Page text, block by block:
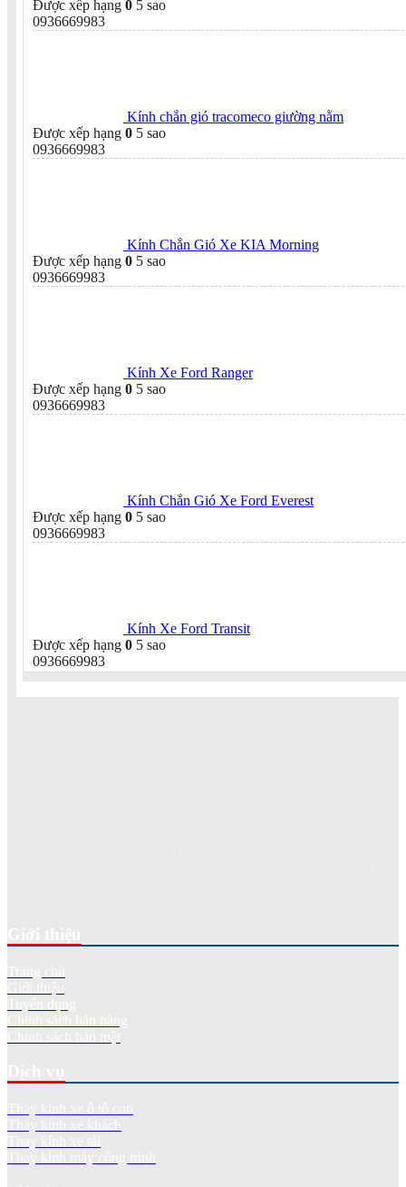
Được xếp hạng 0 5 sao
0936669983
Kính chắn gió tracomeco giường nằm
Được xếp hạng 0 5 sao
0936669983
Kính Chắn Gió Xe KIA Morning
Được xếp hạng 0 5 sao
0936669983
Kính Xe Ford Ranger
Được xếp hạng 0 5 sao
0936669983
Kính Chắn Gió Xe Ford Everest
Được xếp hạng 0 5 sao
0936669983
Kính Xe Ford Transit
Được xếp hạng 0 5 sao
0936669983